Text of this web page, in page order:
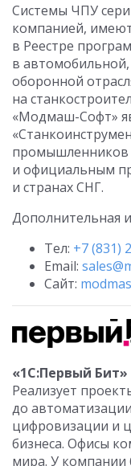
Системы ЧПУ
компанией,
в Реестре
в
оборонной
на
«Модмаш-Софт»
промышленников
и официальным
и странах СНГ.
Дополнительная
Тел: +7 (831)
Email:
Сайт:
«1С:Первый Бит»
Реализует
до
цифровизации и
бизнеса. Офисы
мира. У компании